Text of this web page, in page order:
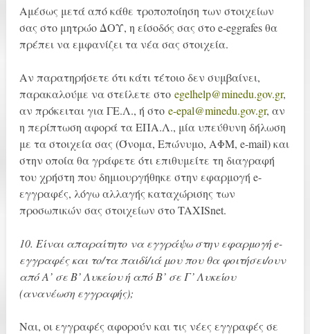
Αμέσως μετά από κάθε τροποποίηση των στοιχείων
σας στο μητρώο ΔΟΥ, η είσοδός σας στο e-eggrafes θα
πρέπει να εμφανίζει τα νέα σας στοιχεία.
Αν παρατηρήσετε ότι κάτι τέτοιο δεν συμβαίνει,
παρακαλούμε να στείλετε στο egelhelp@minedu.gov.gr,
αν πρόκειται για ΓΕ.Λ., ή στο e-epal@minedu.gov.gr, αν
η περίπτωση αφορά τα ΕΠΑ.Λ., μία υπεύθυνη δήλωση
με τα στοιχεία σας (Όνομα, Επώνυμο, ΑΦΜ, e-mail) και
στην οποία θα γράφετε ότι επιθυμείτε τη διαγραφή
του χρήστη που δημιουργήθηκε στην εφαρμογή e-
εγγραφές, λόγω αλλαγής καταχώρισης των
προσωπικών σας στοιχείων στο TAXISnet.
10. Είναι απαραίτητο να εγγράψω στην εφαρμογή e-
εγγραφές και το/τα παιδί/ιά μου που θα φοιτήσει/ουν
από Α’ σε Β’ Λυκείου ή από Β’ σε Γ’ Λυκείου
(ανανέωση εγγραφής);
Ναι, οι εγγραφές αφορούν και τις νέες εγγραφές σε